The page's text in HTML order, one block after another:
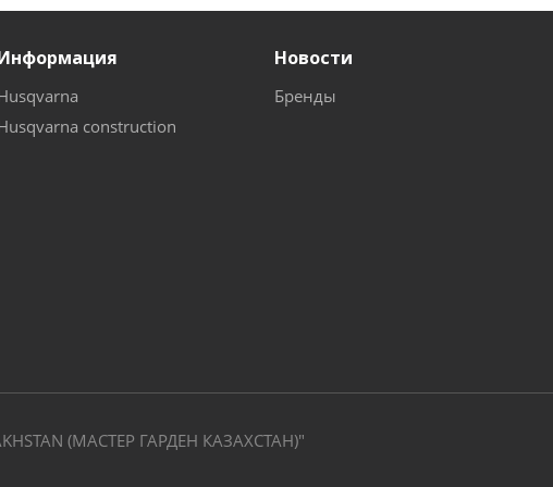
construction
Новости
Бренды
(МАСТЕР ГАРДЕН КАЗАХСТАН)"